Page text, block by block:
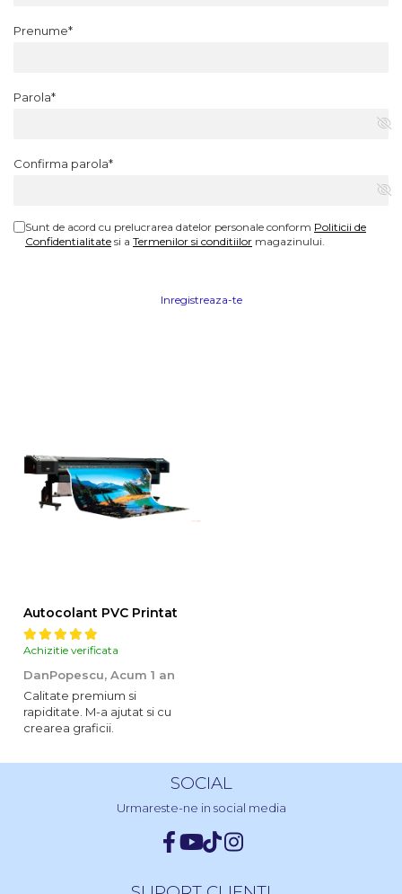
Prenume*
Parola*
Confirma parola*
Sunt de acord cu prelucrarea datelor personale conform Politicii de
Confidentialitate si a Termenilor si conditiilor magazinului.
Inregistreaza-te
Autocolant PVC Printat
Achizitie verificata
DanPopescu, Acum 1 an
Calitate premium si
rapiditate. M-a ajutat si cu
crearea graficii.
SOCIAL
Urmareste-ne in social media